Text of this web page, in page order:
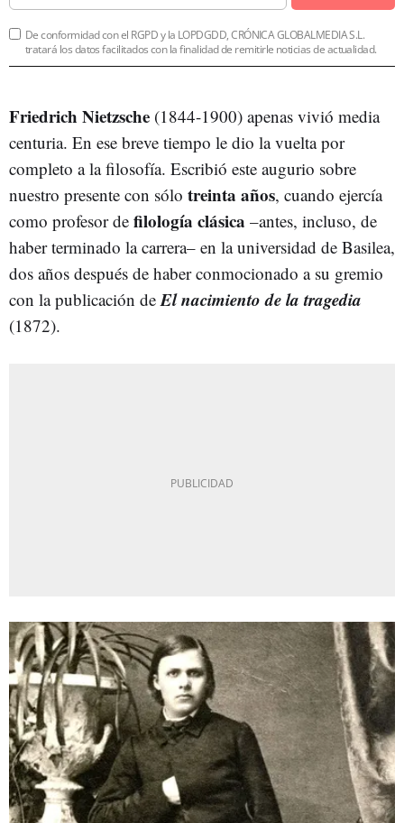
De conformidad con el RGPD y la LOPDGDD, CRÓNICA GLOBALMEDIA S.L.
tratará los datos facilitados con la finalidad de remitirle noticias de actualidad.
Friedrich Nietzsche (1844-1900) apenas vivió media
centuria. En ese breve tiempo le dio la vuelta por
completo a la filosofía. Escribió este augurio sobre
nuestro presente con sólo treinta años, cuando ejercía
como profesor de filología clásica –antes, incluso, de
haber terminado la carrera– en la universidad de Basilea,
dos años después de haber conmocionado a su gremio
con la publicación deEl nacimiento de la tragedia
(1872).